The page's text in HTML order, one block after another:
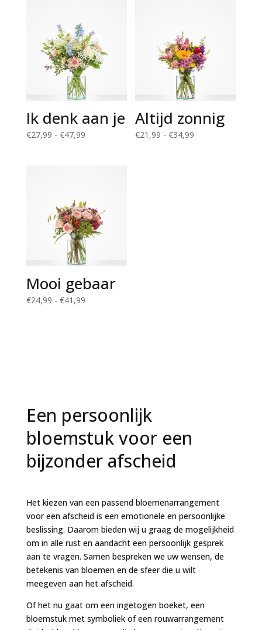
Ik denk aan je
€27,99 - €47,99Prijsklasse:
Altijd zonnig
€21,99 - €34,99
Mooi gebaar
€24,99 - €41,99Prijsklasse:
Een persoonlijk
bloemstuk voor een
bijzonder afscheid
Het kiezen van een passend bloemenarrangement
voor een afscheid is een emotionele en persoonlijke
beslissing. Daarom bieden wij u graag de mogelijkheid
om in alle rust en aandacht een persoonlijk gesprek
aan te vragen. Samen bespreken we uw wensen, de
betekenis van bloemen en de sfeer die u wilt
meegeven aan het afscheid.
Of het nu gaat om een ingetogen boeket, een
bloemstuk met symboliek of een rouwarrangement